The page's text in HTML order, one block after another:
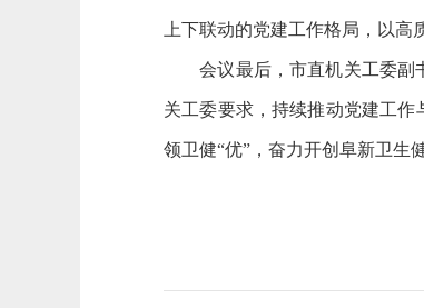
上下联动的党建工作格局，以高
会议最后，市直机关工委副书
关工委要求，持续推动党建工作
领卫健“优”，奋力开创阜新卫生